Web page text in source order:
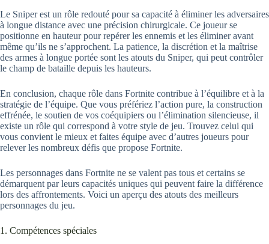
Le Sniper est un rôle redouté pour sa capacité à éliminer les adversaires
à longue distance avec une précision chirurgicale. Ce joueur se
positionne en hauteur pour repérer les ennemis et les éliminer avant
même qu’ils ne s’approchent. La patience, la discrétion et la maîtrise
des armes à longue portée sont les atouts du Sniper, qui peut contrôler
le champ de bataille depuis les hauteurs.
En conclusion, chaque rôle dans Fortnite contribue à l’équilibre et à la
stratégie de l’équipe. Que vous préfériez l’action pure, la construction
effrénée, le soutien de vos coéquipiers ou l’élimination silencieuse, il
existe un rôle qui correspond à votre style de jeu. Trouvez celui qui
vous convient le mieux et faites équipe avec d’autres joueurs pour
relever les nombreux défis que propose Fortnite.
Les personnages dans Fortnite ne se valent pas tous et certains se
démarquent par leurs capacités uniques qui peuvent faire la différence
lors des affrontements. Voici un aperçu des atouts des meilleurs
personnages du jeu.
1. Compétences spéciales